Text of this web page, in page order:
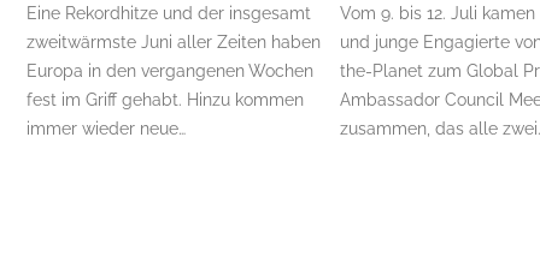
Eine Rekordhitze und der insgesamt
zweitwärmste Juni aller Zeiten haben
Europa in den vergangenen Wochen
fest im Griff gehabt. Hinzu kommen
immer wieder neue…
Vom 9. bis 12. Juli
und junge Engagierte
the-Planet zum Global
Ambassador Council
zusammen, das alle